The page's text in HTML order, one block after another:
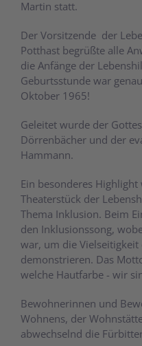
Martin statt.
Der Vorsitzende der
Potthast begrüßte alle
die Anfänge der
Geburtsstunde war
Oktober 1965!
Geleitet wurde der
Dörrenbächer und der
Hammann.
Ein besonderes
Theaterstück der
Thema Inklusion. Beim
den Inklusionssong,
war, um die
demonstrieren. Das
welche Hautfarbe - wir
Bewohnerinnen und
Wohnens, der
abwechselnd die